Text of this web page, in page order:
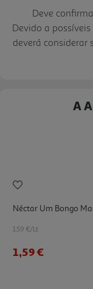
Deve
Devido a
deverá considerar
A
Néctar Um Bongo
1.59 €/Lt
1,59 €